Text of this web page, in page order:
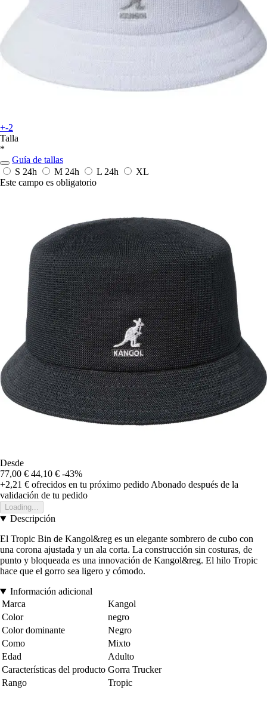
+-2
Talla
*
Guía de tallas
S 24h M 24h L 24h
XL
Este campo es obligatorio
Desde
77,00 € 44,10 € -43%
+2,21 € ofrecidos en tu próximo pedido Abonado después de la
validación de tu pedido
Loading...
Descripción
El Tropic Bin de Kangol&reg es un elegante sombrero de cubo con
una corona ajustada y un ala corta. La construcción sin costuras, de
punto y bloqueada es una innovación de Kangol&reg. El hilo Tropic
hace que el gorro sea ligero y cómodo.
Información adicional
Marca
Kangol
Color
negro
Color dominante
Negro
Como
Mixto
Edad
Adulto
Características del producto Gorra Trucker
Rango
Tropic